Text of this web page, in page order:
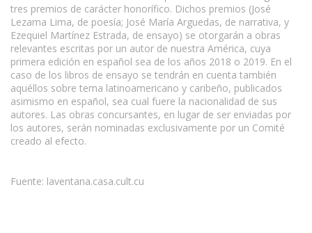
tres premios de carácter honorífico. Dichos premios (José
Lezama Lima, de poesía; José María Arguedas, de narrativa, y
Ezequiel Martínez Estrada, de ensayo) se otorgarán a obras
relevantes escritas por un autor de nuestra América, cuya
primera edición en español sea de los años 2018 o 2019. En el
caso de los libros de ensayo se tendrán en cuenta también
aquéllos sobre tema latinoamericano y caribeño, publicados
asimismo en español, sea cual fuere la nacionalidad de sus
autores. Las obras concursantes, en lugar de ser enviadas por
los autores, serán nominadas exclusivamente por un Comité
creado al efecto.
Fuente: laventana.casa.cult.cu